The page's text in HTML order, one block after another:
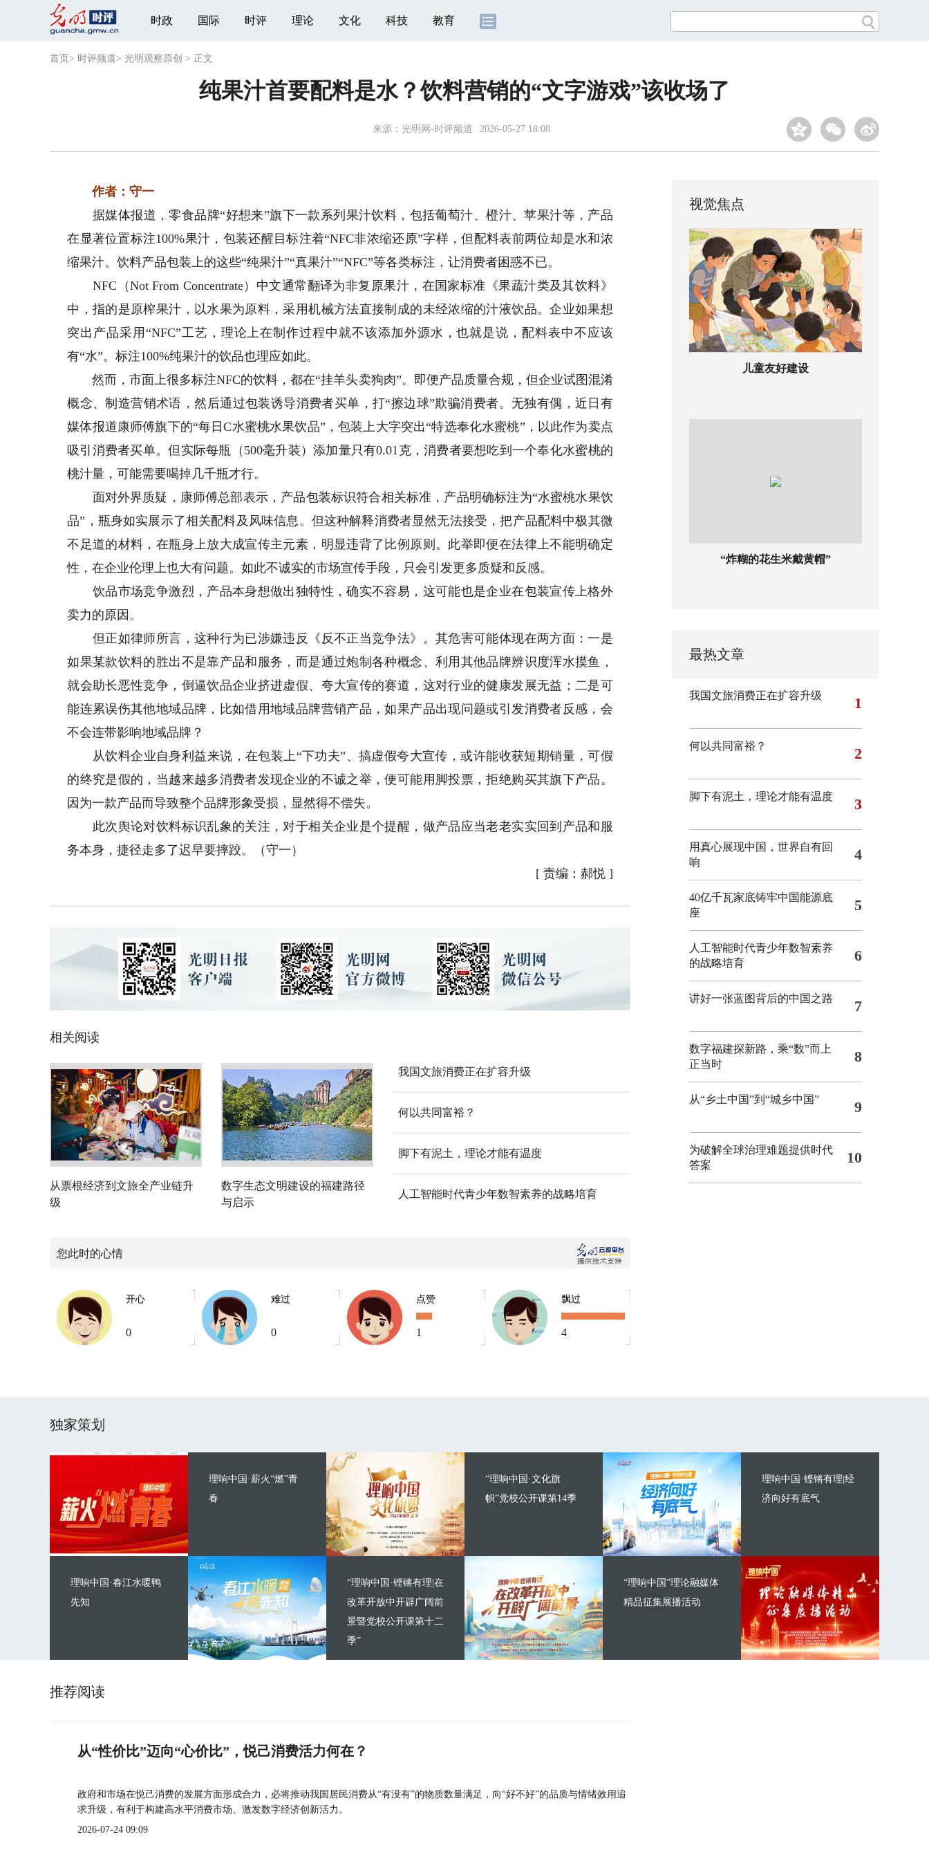
时政 国际 时评 理论 文化 科技 教育
首页 > 时评频道> 光明观察原创 > 正文
纯果汁首要配料是水？饮料营销的“文字游戏”该收场了
来源： 光明网-时评频道 2026-05-27 18:08
作者：守一
据媒体报道，零食品牌“好想来”旗下一款系列果汁饮料，包括葡萄汁、橙汁、苹果汁等，产品
在显著位置标注100%果汁，包装还醒目标注着“NFC非浓缩还原”字样，但配料表前两位却是水和浓
缩果汁。饮料产品包装上的这些“纯果汁”“真果汁”“NFC”等各类标注，让消费者困惑不已。
NFC（Not From Concentrate）中文通常翻译为非复原果汁，在国家标准《果蔬汁类及其饮料》
中，指的是原榨果汁，以水果为原料，采用机械方法直接制成的未经浓缩的汁液饮品。企业如果想
突出产品采用“NFC”工艺，理论上在制作过程中就不该添加外源水，也就是说，配料表中不应该
有“水”。标注100%纯果汁的饮品也理应如此。
然而，市面上很多标注NFC的饮料，都在“挂羊头卖狗肉”。即便产品质量合规，但企业试图混淆
概念、制造营销术语，然后通过包装诱导消费者买单，打“擦边球”欺骗消费者。无独有偶，近日有
媒体报道康师傅旗下的“每日C水蜜桃水果饮品”，包装上大字突出“特选奉化水蜜桃”，以此作为卖点
吸引消费者买单。但实际每瓶（500毫升装）添加量只有0.01克，消费者要想吃到一个奉化水蜜桃的
桃汁量，可能需要喝掉几千瓶才行。
面对外界质疑，康师傅总部表示，产品包装标识符合相关标准，产品明确标注为“水蜜桃水果饮
品”，瓶身如实展示了相关配料及风味信息。但这种解释消费者显然无法接受，把产品配料中极其微
不足道的材料，在瓶身上放大成宣传主元素，明显违背了比例原则。此举即便在法律上不能明确定
性，在企业伦理上也大有问题。如此不诚实的市场宣传手段，只会引发更多质疑和反感。
饮品市场竞争激烈，产品本身想做出独特性，确实不容易，这可能也是企业在包装宣传上格外
卖力的原因。
但正如律师所言，这种行为已涉嫌违反《反不正当竞争法》。其危害可能体现在两方面：一是
如果某款饮料的胜出不是靠产品和服务，而是通过炮制各种概念、利用其他品牌辨识度浑水摸鱼，
就会助长恶性竞争，倒逼饮品企业挤进虚假、夸大宣传的赛道，这对行业的健康发展无益；二是可
能连累误伤其他地域品牌，比如借用地域品牌营销产品，如果产品出现问题或引发消费者反感，会
不会连带影响地域品牌？
从饮料企业自身利益来说，在包装上“下功夫”、搞虚假夸大宣传，或许能收获短期销量，可假
的终究是假的，当越来越多消费者发现企业的不诚之举，便可能用脚投票，拒绝购买其旗下产品。
因为一款产品而导致整个品牌形象受损，显然得不偿失。
此次舆论对饮料标识乱象的关注，对于相关企业是个提醒，做产品应当老老实实回到产品和服
务本身，捷径走多了迟早要摔跤。（守一）
[ 责编：郝悦 ]
相关阅读
从票根经济到文旅全产业链升
级
数字生态文明建设的福建路径
与启示
我国文旅消费正在扩容升级
何以共同富裕？
脚下有泥土，理论才能有温度
人工智能时代青少年数智素养的战略培育
您此时的心情
开心
0
难过
0
点赞
1
飘过
4
视觉焦点
儿童友好建设
“炸糊的花生米戴黄帽”
最热文章
我国文旅消费正在扩容升级 1
何以共同富裕？ 2
脚下有泥土，理论才能有温度 3
用真心展现中国，世界自有回
响
4
40亿千瓦家底铸牢中国能源底
座
5
人工智能时代青少年数智素养
的战略培育
6
讲好一张蓝图背后的中国之路 7
数字福建探新路，乘“数”而上
正当时
8
从“乡土中国”到“城乡中国” 9
为破解全球治理难题提供时代
答案
10
独家策划
理响中国·薪火“燃”青
春
理响中国·春江水暖鸭
先知
“理响中国·文化旗
帜”党校公开课第14季
“理响中国·铿锵有理|在
改革开放中开辟广阔前
景暨党校公开课第十二
季”
理响中国·铿锵有理|经
济向好有底气
“理响中国”理论融媒体
精品征集展播活动
推荐阅读
从“性价比”迈向“心价比”，悦己消费活力何在？
政府和市场在悦己消费的发展方面形成合力，必将推动我国居民消费从“有没有”的物质数量满足，向“好不好”的品质与情绪效用追
求升级，有利于构建高水平消费市场、激发数字经济创新活力。
2026-07-24 09:09